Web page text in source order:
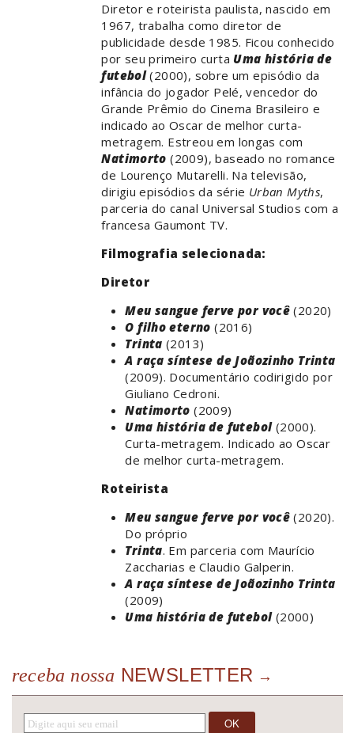
Diretor e roteirista paulista, nascido em
1967, trabalha como diretor de
publicidade desde 1985. Ficou conhecido
por seu primeiro curta Uma história de
futebol(2000), sobre um episódio da
infância do jogador Pelé, vencedor do
Grande Prêmio do Cinema Brasileiro e
indicado ao Oscar de melhor curta-
metragem. Estreou em longas com
Natimorto (2009), baseado no romance
de Lourenço Mutarelli. Na televisão,
dirigiu episódios da série Urban Myths,
parceria do canal Universal Studios com a
francesa Gaumont TV.
Filmografia selecionada:
Diretor
Meu sangue ferve por você (2020)
O filho eterno (2016)
Trinta (2013)
A raça síntese de Joãozinho Trinta
(2009). Documentário codirigido por
Giuliano Cedroni.
Natimorto (2009)
Uma história de futebol(2000).
Curta-metragem. Indicado ao Oscar
de melhor curta-metragem.
Roteirista
Meu sangue ferve por você (2020).
Do próprio
Trinta. Em parceria com Maurício
Zaccharias e Claudio Galperin.
A raça síntese de Joãozinho Trinta
(2009)
Uma história de futebol(2000)
receba nossa NEWSLETTER